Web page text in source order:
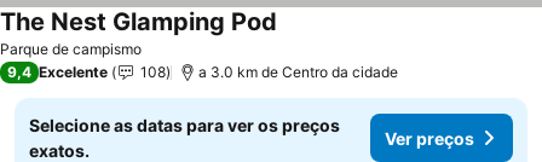
Parque de campismo
The Nest Glamping Pod
9,4 Excelente 108 a 3.0 km de Centro da cidade
Selecione as datas para ver os preços
exatos.
Ver preços